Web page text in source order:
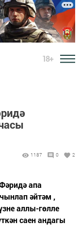
18+
1187 0 2
апа
әйтәм ,
аллы-гөлле
саен андагы